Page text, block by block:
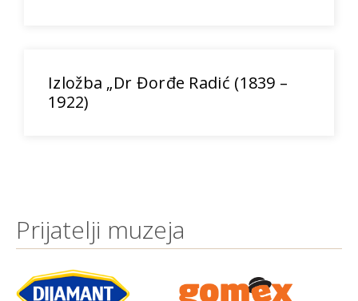
Izložba „Dr Đorđe Radić (1839 –
1922)
Prijatelji muzeja